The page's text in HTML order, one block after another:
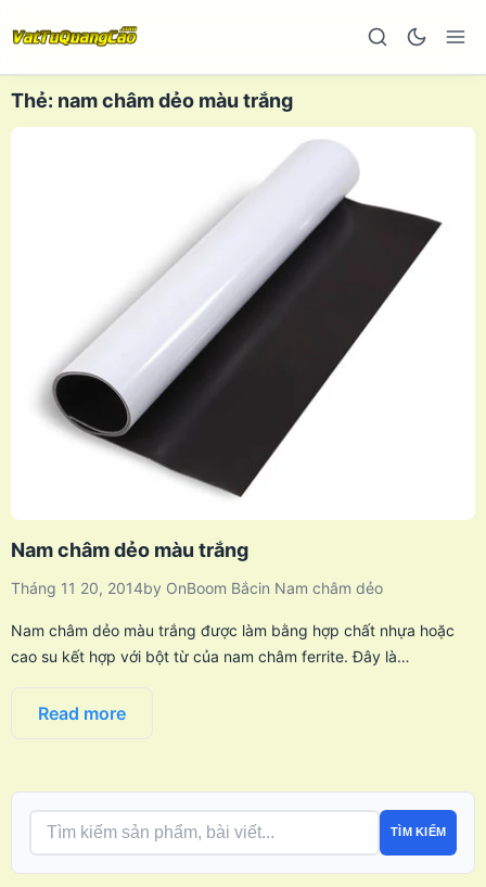
Thẻ: nam châm dẻo màu trắng
Nam châm dẻo màu trắng
Tháng 11 20, 2014by OnBoom Bắcin Nam châm dẻo
Nam châm dẻo màu trắng được làm bằng hợp chất nhựa hoặc
cao su kết hợp với bột từ của nam châm ferrite. Đây là…
Read more
TÌM KIẾM